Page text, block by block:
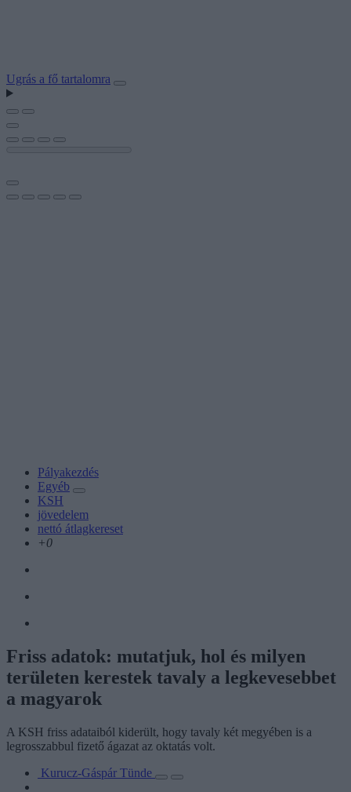
Ugrás a fő tartalomra
Pályakezdés
Egyéb
KSH
jövedelem
nettó átlagkereset
+0
Friss adatok: mutatjuk, hol és milyen
területen kerestek tavaly a legkevesebbet
a magyarok
A KSH friss adataiból kiderült, hogy tavaly két megyében is a
legrosszabbul fizető ágazat az oktatás volt.
Kurucz-Gáspár Tünde